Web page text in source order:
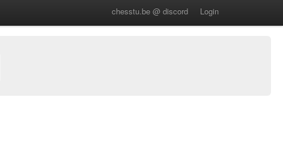
chesstu.be @ discord Login